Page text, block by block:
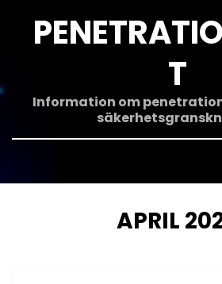
innehåll
T
Information om
MÅNAD
:
APRIL